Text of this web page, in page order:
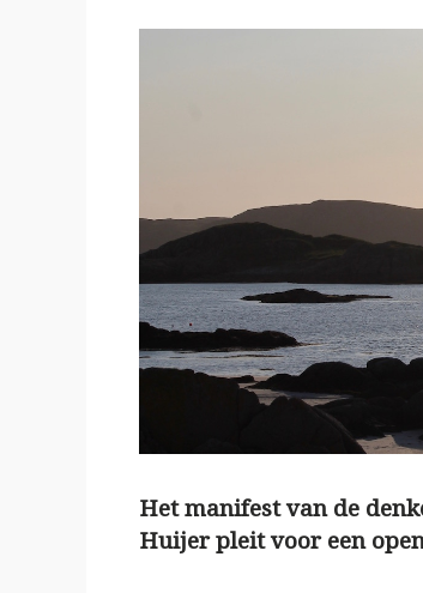
Het manifest van de
Huijer pleit voor een